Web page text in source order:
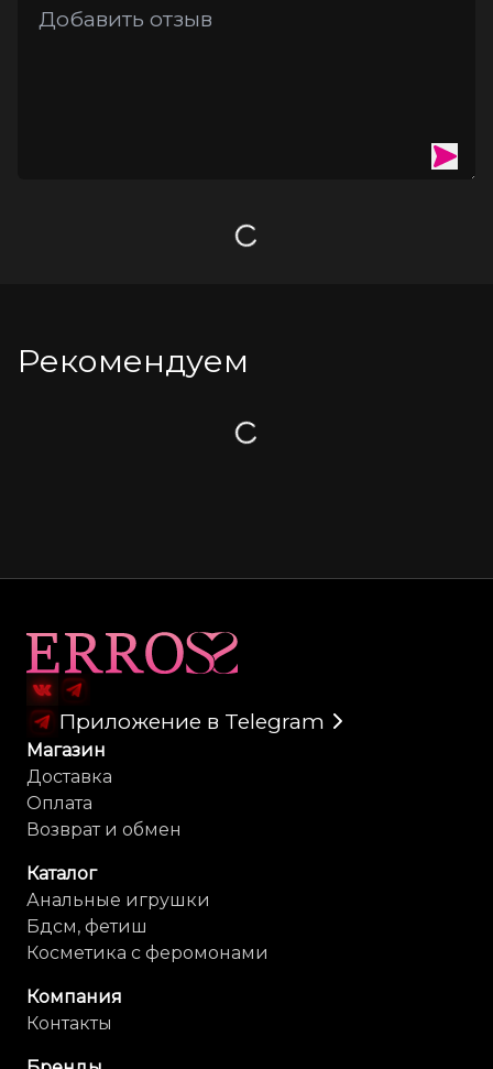
Состав
БАД, НЕ ЯВЛЯЕТСЯ ЛЕКАРСТВОМ.Загрузка
Рекомендуем
Загрузка
Приложение в Telegram
Магазин
Доставка
Оплата
Возврат и обмен
Каталог
Анальные игрушки
Бдсм, фетиш
Косметика с феромонами
Компания
Контакты
Карта сайта